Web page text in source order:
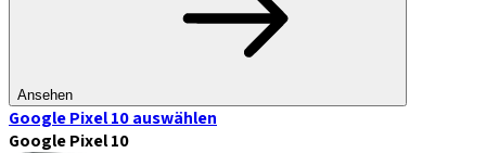
Ansehen
Google Pixel 10auswählen
Google Pixel 10